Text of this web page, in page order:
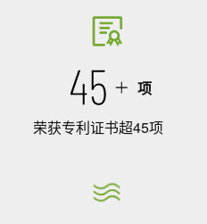
项
荣获专利证书超45项